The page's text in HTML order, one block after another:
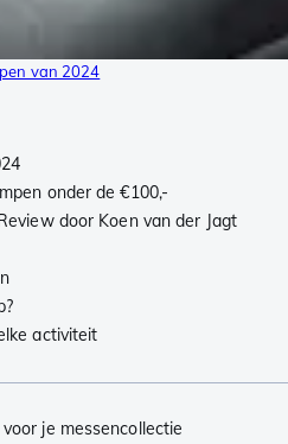
onder de €100,-
door Koen van der Jagt
activiteit
je messencollectie
van 2024